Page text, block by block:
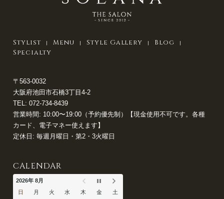
Stylist Menu Style Gallery
Blog
Specialty
〒563-0032
大阪府池田市石橋3丁目4-2
TEL: 072-734-8439
営業時間: 10:00〜19:00（予約優先制）【現金使用不可です。各種
カード、電子マネー使えます】
定休日: 毎週月曜日・第2・3火曜日
CALENDAR
2026年 8月
日
月 火 水 木 金 土